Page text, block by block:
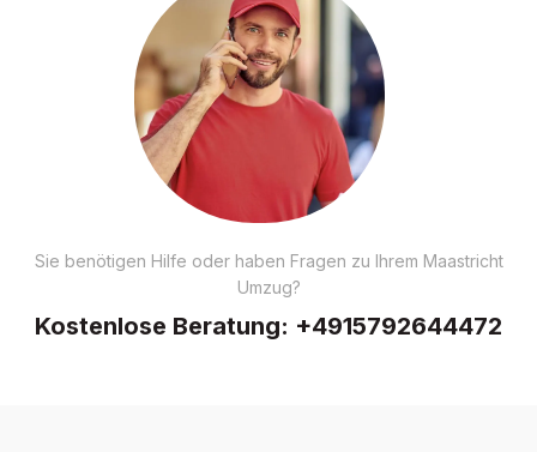
Sie benötigen Hilfe oder haben Fragen zu Ihrem Maastricht
Umzug?
Kostenlose Beratung: +4915792644472